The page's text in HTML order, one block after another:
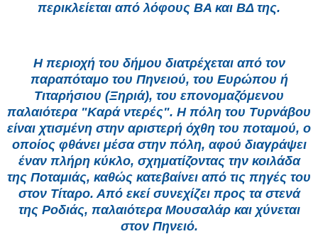
περικλείεται από λόφους ΒΑ και ΒΔ της.
Η περιοχή του δήμου διατρέχεται από τον
παραπόταμο του Πηνειού, του Ευρώπου ή
Τιταρήσιου (Ξηριά), του επονομαζόμενου
παλαιότερα "Καρά ντερές". Η πόλη του Τυρνάβου
είναι χτισμένη στην αριστερή όχθη του ποταμού, ο
οποίος φθάνει μέσα στην πόλη, αφού διαγράψει
έναν πλήρη κύκλο, σχηματίζοντας την κοιλάδα
της Ποταμιάς, καθώς κατεβαίνει από τις πηγές του
στον Τίταρο. Από εκεί συνεχίζει προς τα στενά
της Ροδιάς, παλαιότερα Μουσαλάρ και χύνεται
στον Πηνειό.